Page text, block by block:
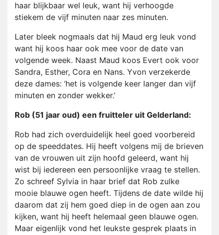
haar blijkbaar wel leuk, want hij verhoogde
stiekem de vijf minuten naar zes minuten.
Later bleek nogmaals dat hij Maud erg leuk vond
want hij koos haar ook mee voor de date van
volgende week. Naast Maud koos Evert ook voor
Sandra, Esther, Cora en Nans. Yvon verzekerde
deze dames: ‘het is volgende keer langer dan vijf
minuten en zonder wekker.’
Rob (51 jaar oud) een fruitteler uit Gelderland:
Rob had zich overduidelijk heel goed voorbereid
op de speeddates. Hij heeft volgens mij de brieven
van de vrouwen uit zijn hoofd geleerd, want hij
wist bij iedereen een persoonlijke vraag te stellen.
Zo schreef Sylvia in haar brief dat Rob zulke
mooie blauwe ogen heeft. Tijdens de date wilde hij
daarom dat zij hem goed diep in de ogen aan zou
kijken, want hij heeft helemaal geen blauwe ogen.
Maar eigenlijk vond het leukste gesprek plaats in